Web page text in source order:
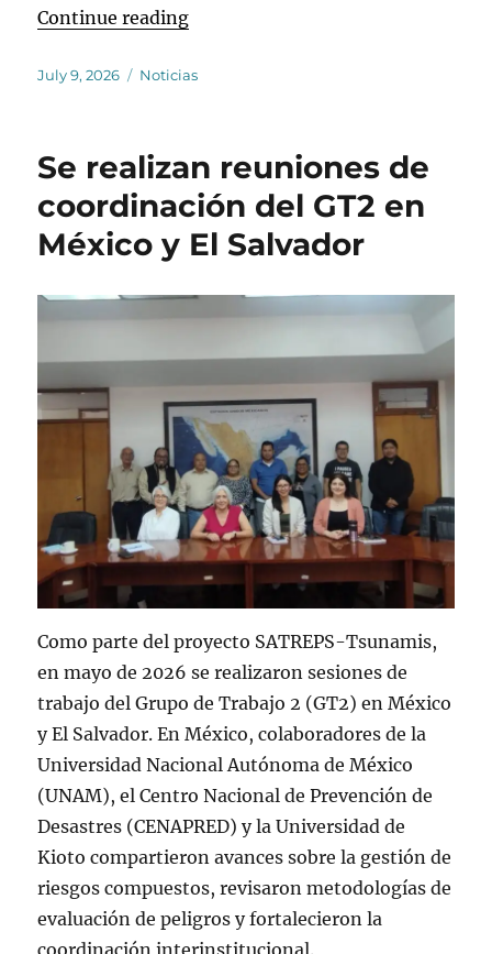
Continue reading“Se lleva a cabo un curso sobre
Posted
July 9, 2026 Categories
Noticias
Se realizan reuniones de
coordinación del GT2 en
México y El Salvador
Como parte del proyecto SATREPS-Tsunamis,
en mayo de 2026 se realizaron sesiones de
trabajo del Grupo de Trabajo 2 (GT2) en México
y El Salvador. En México, colaboradores de la
Universidad Nacional Autónoma de México
(UNAM), el Centro Nacional de Prevención de
Desastres (CENAPRED) y la Universidad de
Kioto compartieron avances sobre la gestión de
riesgos compuestos, revisaron metodologías de
evaluación de peligros y fortalecieron la
coordinación interinstitucional.